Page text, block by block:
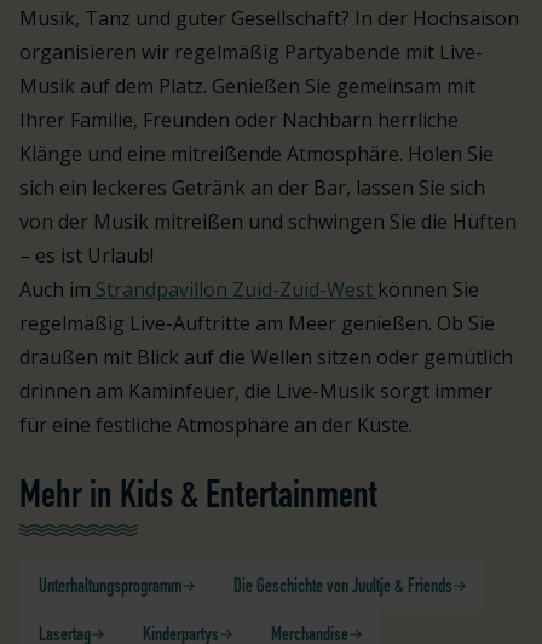
Musik, Tanz und guter Gesellschaft? In der Hochsaison
organisieren wir regelmäßig Partyabende mit Live-
Musik auf dem Platz. Genießen Sie gemeinsam mit
Ihrer Familie, Freunden oder Nachbarn herrliche
Klänge und eine mitreißende Atmosphäre. Holen Sie
sich ein leckeres Getränk an der Bar, lassen Sie sich
von der Musik mitreißen und schwingen Sie die Hüften
– es ist Urlaub!
Auch im Strandpavillon Zuid-Zuid-West können Sie
regelmäßig Live-Auftritte am Meer genießen. Ob Sie
draußen mit Blick auf die Wellen sitzen oder gemütlich
drinnen am Kaminfeuer, die Live-Musik sorgt immer
für eine festliche Atmosphäre an der Küste.
Mehr in Kids & Entertainment
Unterhaltungsprogramm Die Geschichte von Juultje & Friends
Lasertag Kinderpartys Merchandise